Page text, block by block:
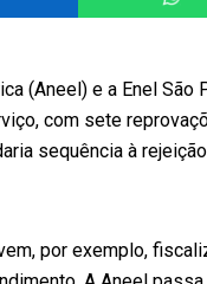
(Aneel) e a Enel
com sete
sequência à
por exemplo,